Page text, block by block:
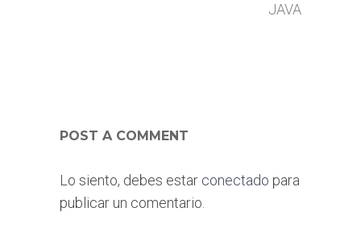
JAVA
POST A COMMENT
Lo siento, debes estar conectado para
publicar un comentario.